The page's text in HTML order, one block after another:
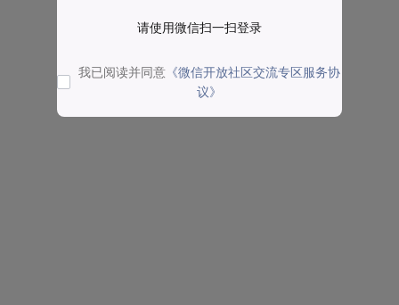
请使用微信扫一扫登录
我已阅读并同意 《微信开放社区交流专区服务协
议》